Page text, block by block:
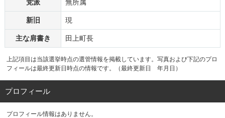
党派 無所属
新旧 現
主な肩書き 田上町長
上記項目は当該選挙時点の選管情報を掲載しています。写真および下記のプロ
フィールは最終更新日時点の情報です。（最終更新日 年月日）
プロフィール
プロフィール情報はありません。